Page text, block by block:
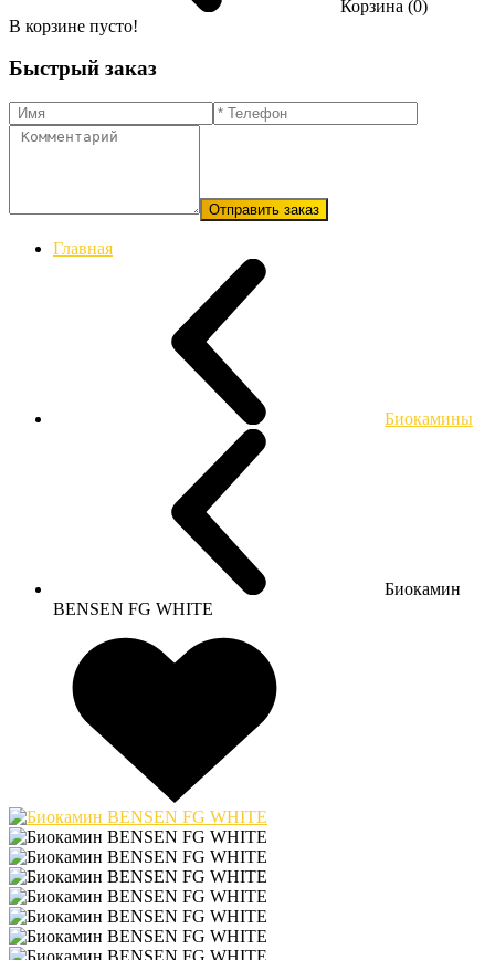
Корзина (0)
В корзине пусто!
Быстрый заказ
Отправить заказ
Главная
Биокамины
Биокамин
BENSEN FG WHITE